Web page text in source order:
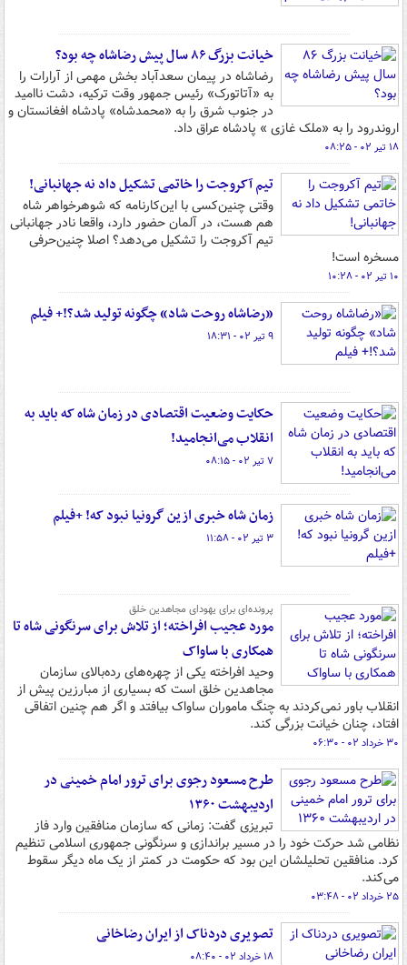
خیانت بزرگ ۸۶ سال پیش رضاشاه چه بود؟
رضاشاه در پیمان سعدآباد بخش مهمی از آرارات را
به «آتاتورک» رئیس جمهور وقت ترکیه، دشت ناامید
در جنوب شرق را به «محمدشاه» پادشاه افغانستان و
اروندرود را به «ملک غازی » پادشاه عراق داد.
۱۸ تیر ۰۲ - ۰۸:۲۵
تیم‌ آکروجت را خاتمی تشکیل داد نه جهانبانی!
وقتی چنین‌کسی با این‌کارنامه که شوهرخواهر شاه
هم هست، در آلمان حضور دارد، واقعا نادر جهانبانی
تیم آکروجت را تشکیل می‌دهد؟ اصلا چنین‌حرفی
مسخره است!
۱۰ تیر ۰۲ - ۱۰:۲۸
«رضاشاه روحت شاد» چگونه تولید شد؟!+ فیلم
۹ تیر ۰۲ - ۱۸:۳۱
حکایت وضعیت اقتصادی در زمان شاه که باید به
انقلاب می‌انجامید!
۷ تیر ۰۲ - ۰۸:۱۵
زمان شاه خبری ازین گرونیا نبود که! +فیلم
۳ تیر ۰۲ - ۱۱:۵۸
پرونده‌ای برای یهودای مجاهدین خلق
مورد عجیب افراخته؛ از تلاش برای سرنگونی شاه تا
همکاری با ساواک
وحید افراخته یکی از چهره‌های رده‌بالای سازمان
مجاهدین خلق است که بسیاری از مبارزین پیش از
انقلاب باور نمی‌کردند به چنگ ماموران ساواک بیافتد و اگر هم چنین اتفاقی
افتاد، چنان خیانت بزرگی کند.
۳۰ خرداد ۰۲ - ۰۶:۳۰
طرح مسعود رجوی برای ترور امام خمینی در
اردیبهشت ۱۳۶۰
تبریزی گفت: زمانی که سازمان منافقین وارد فاز
نظامی شد حرکت خود را در مسیر براندازی و سرنگونی جمهوری اسلامی تنظیم
کرد. منافقین تحلیلشان این بود که حکومت در کمتر از یک ماه دیگر سقوط
می‌کند.
۲۵ خرداد ۰۲ - ۰۳:۴۸
تصویری دردناک از ایران رضاخانی
۱۸ خرداد ۰۲ - ۰۸:۴۰